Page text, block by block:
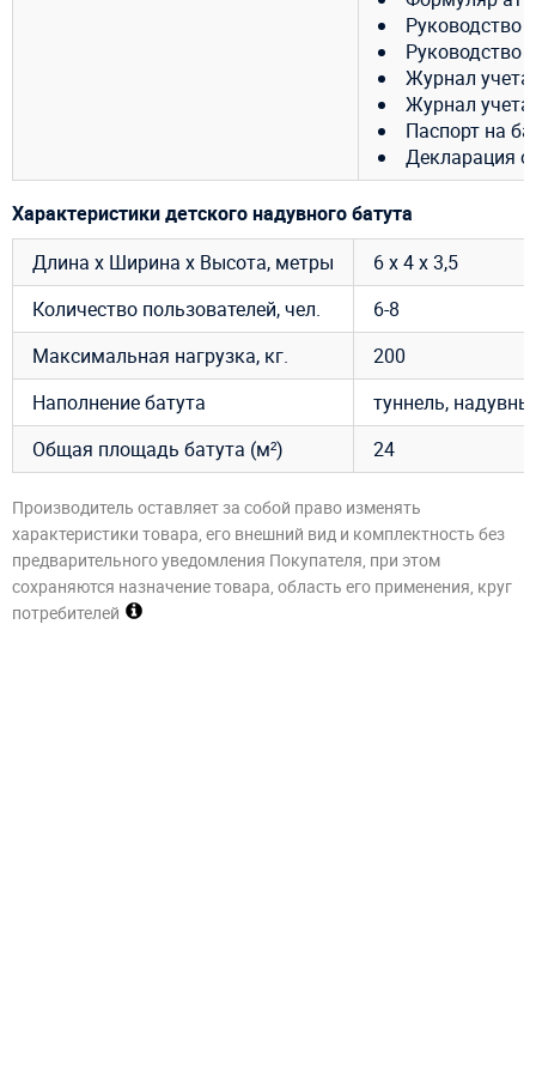
Руководство
Руководство
Журнал учета
Журнал учета
Паспорт на
Декларация
Характеристики детского надувного батута
Длина х Ширина х Высота, метры
6 х 4 х 3,5
Количество пользователей, чел.
6-8
Максимальная нагрузка, кг.
200
Наполнение батута
туннель,
Общая площадь батута (м²)
24
Производитель оставляет за собой право изменять
характеристики товара, его внешний вид и комплектность без
предварительного уведомления Покупателя, при этом
сохраняются назначение товара, область его применения, круг
потребителей